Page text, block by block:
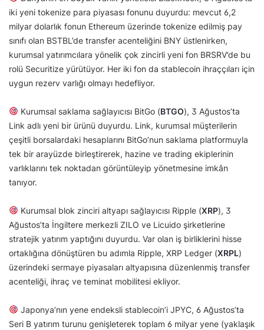
iki yeni tokenize para piyasası fonunu duyurdu: mevcut 6,2
milyar dolarlık fonun Ethereum üzerinde tokenize edilmiş pay
sınıfı olan BSTBL’de transfer acenteliğini BNY üstlenirken,
kurumsal yatırımcılara yönelik çok zincirli yeni fon BRSRV’de bu
rolü Securitize yürütüyor. Her iki fon da stablecoin ihraççıları için
uygun rezerv varlığı olmayı hedefliyor.
Kurumsal saklama sağlayıcısı BitGo (BTGO), 3 Ağustos’ta
Link adlı yeni bir ürünü duyurdu. Link, kurumsal müşterilerin
çeşitli borsalardaki hesaplarını BitGo’nun saklama platformuyla
tek bir arayüzde birleştirerek, hazine ve trading ekiplerinin
varlıklarını tek noktadan görüntüleyip yönetmesine imkân
tanıyor.
Kurumsal blok zinciri altyapı sağlayıcısı Ripple (XRP), 3
Ağustos’ta İngiltere merkezli ZILO ve Licuido şirketlerine
stratejik yatırım yaptığını duyurdu. Var olan iş birliklerini hisse
ortaklığına dönüştüren bu adımla Ripple, XRP Ledger (XRPL)
üzerindeki sermaye piyasaları altyapısına düzenlenmiş transfer
acenteliği, ihraç ve teminat mobilitesi ekliyor.
Japonya’nın yene endeksli stablecoin’i JPYC, 6 Ağustos’ta
Seri B yatırım turunu genişleterek toplam 6 milyar yene (yaklaşık